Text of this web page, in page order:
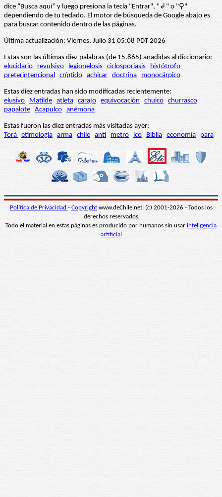
dice “Busca aquí” y luego presiona la tecla "Entrar", "↲" o "⚲"
dependiendo de tu teclado. El motor de búsqueda de Google abajo es
para buscar contenido dentro de las páginas.
Última actualización: Viernes, Julio 31 05:08 PDT 2026
Estas son las últimas diez palabras (de 15.865) añadidas al diccionario:
elucidario
revulsivo legionelosis ciclosporiasis
histótrofo
preterintencional
críptido achicar doctrina monocárpico
Estas diez entradas han sido modificadas recientemente:
elusivo
Matilde atleta carajo equivocación chuico churrasco
papalote Acapulco anémona
Estas fueron las diez entradas más visitadas ayer:
Torá etimología arma chile anti metro ico Biblia economía para
Política de Privacidad - Copyrightwww.deChile.net. (c) 2001-2026 - Todos los
derechos reservados
Todo el material en estas páginas es producido por humanos sin usar inteligencia
artificial